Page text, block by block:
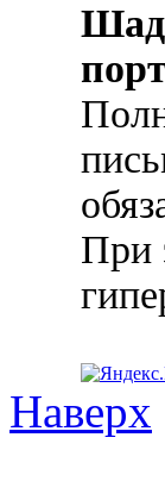
При
Наверх